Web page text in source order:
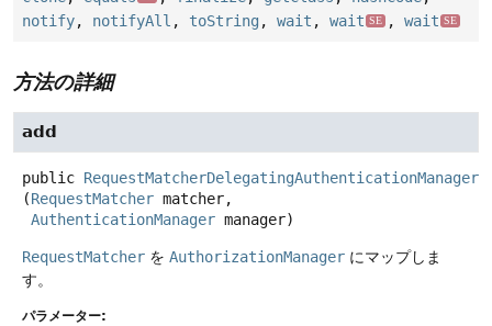
notify, notifyAll , toString , wait , wait SE , wait SE
方法の詳細
add
public
(RequestMatcher matcher,
AuthenticationManager manager)
RequestMatcher を AuthorizationManager にマップしま
す。
パラメーター: